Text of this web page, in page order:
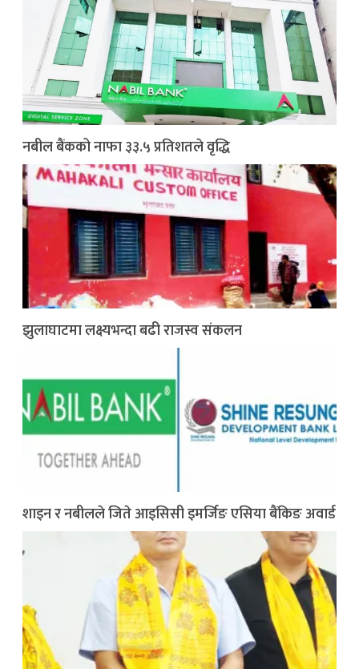
नबील बैंकको नाफा ३३.५ प्रतिशतले वृद्धि
झुलाघाटमा लक्ष्यभन्दा बढी राजस्व संकलन
शाइन र नबीलले जिते आइसिसी इमर्जिङ एसिया बैंकिङ अवार्ड